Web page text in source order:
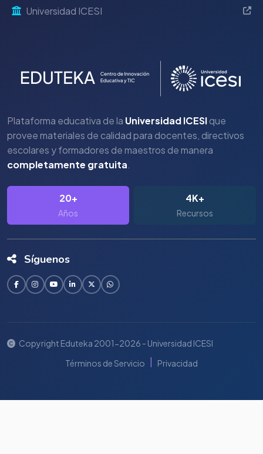
Universidad ICESI
Plataforma educativa de la Universidad ICESIque
provee materiales de calidad para docentes, directivos
escolares y formadores de maestros de manera
completamente gratuita.
20+
Años
4K+
Recursos
Síguenos
Copyright Eduteka 2001-2026 - Universidad ICESI
Términos de Servicio | Privacidad